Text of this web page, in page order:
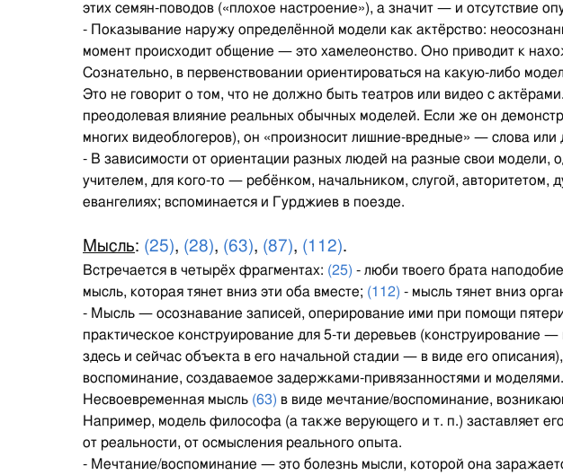
этих семян-поводов («плохое настроение»), а значит — и отсутствие
- Показывание наружу определённой модели как актёрство:
момент происходит общение — это хамелеонство. Оно приводит к
Сознательно, в первенствовании ориентироваться на какую-либо
Это не говорит о том, что не должно быть театров или видео с
преодолевая влияние реальных обычных моделей. Если же он
многих видеоблогеров), он «произносит лишние-вредные» — слова
- В зависимости от ориентации разных людей на разные свои модели,
учителем, для кого-то — ребёнком, начальником, слугой,
евангелиях; вспоминается и Гурджиев в поезде.
Мысль: (25), (28), (63), (87), (112).
Встречается в четырёх фрагментах: (25) - люби твоего брата
мысль, которая тянет вниз эти оба вместе; (112) - мысль тянет вниз
- Мысль — осознавание записей, оперирование ими при помощи
практическое конструирование для 5-ти деревьев
здесь и сейчас объекта в его начальной стадии — в виде его
воспоминание, создаваемое задержками-привязанностями и моделями.
Несвоевременная мысль (63) в виде мечтание/воспоминание,
Например, модель философа (а также верующего и т. п.) заставляет
от реальности, от осмысления реального опыта.
- Мечтание/воспоминание — это болезнь мысли, которой она